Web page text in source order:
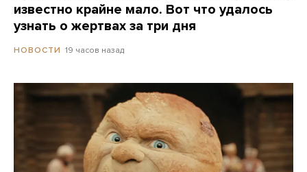
известно крайне мало. Вот что удалось
узнать о жертвах за три дня
НОВОСТИ 19 часов назад